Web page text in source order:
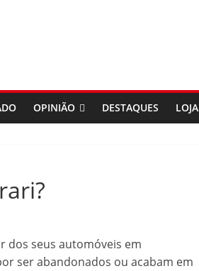
OPINIÃO DESTAQUES LOJA
dos seus automóveis em
ser abandonados ou acabam em